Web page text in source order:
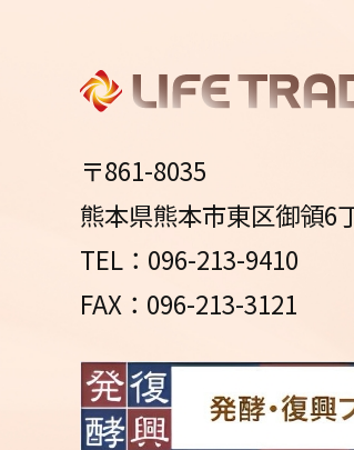
〒861-8035
熊本県熊本市東区御領6
TEL：096-213-9410
FAX：096-213-3121